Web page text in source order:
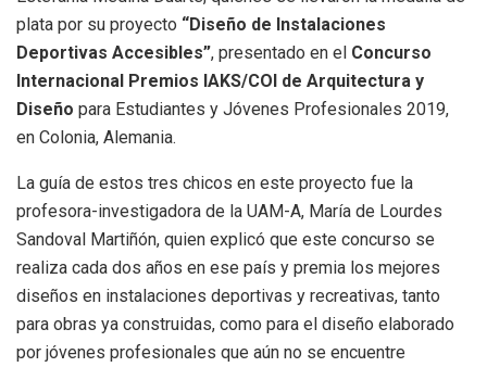
plata por su proyecto “Diseño de Instalaciones
Deportivas Accesibles”, presentado en el Concurso
Internacional Premios IAKS/COI de Arquitectura y
Diseño para Estudiantes y Jóvenes Profesionales 2019,
en Colonia, Alemania.
La guía de estos tres chicos en este proyecto fue la
profesora-investigadora de la UAM-A, María de Lourdes
Sandoval Martiñón, quien explicó que este concurso se
realiza cada dos años en ese país y premia los mejores
diseños en instalaciones deportivas y recreativas, tanto
para obras ya construidas, como para el diseño elaborado
por jóvenes profesionales que aún no se encuentre